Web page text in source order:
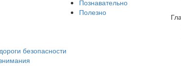
Познавательно
Полезно
безопасности